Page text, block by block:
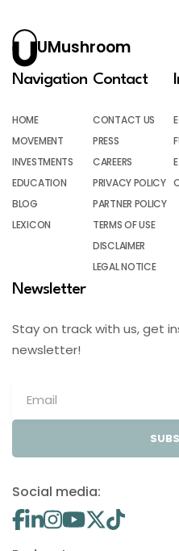
UMushroom
Navigation
HOME
MOVEMENT
INVESTMENTS
EDUCATION
BLOG
LEXICON
Contact
CONTACT US
PRESS
CAREERS
PRIVACY POLICY
PARTNER POLICY
TERMS OF USE
DISCLAIMER
LEGAL NOTICE
Newsletter
Stay on track with us, get
newsletter!
Social media: